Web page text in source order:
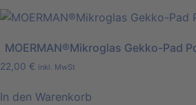
MOERMAN®Mikroglas Gekko-Pad
22,00 € inkl. MwSt
In den Warenkorb